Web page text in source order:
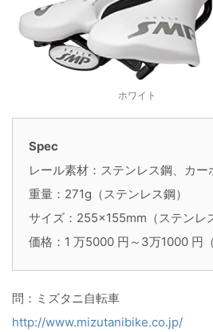
ホワイト
Spec
レール素材：ステンレス鋼、カー
重量：271g（ステンレス鋼）
サイズ：255×155mm（ステンレ
価格：1 万5000 円～3万1000 円（
問：ミズタニ自転車
http://www.mizutanibike.co.jp/